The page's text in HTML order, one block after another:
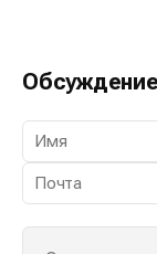
Обсуждение